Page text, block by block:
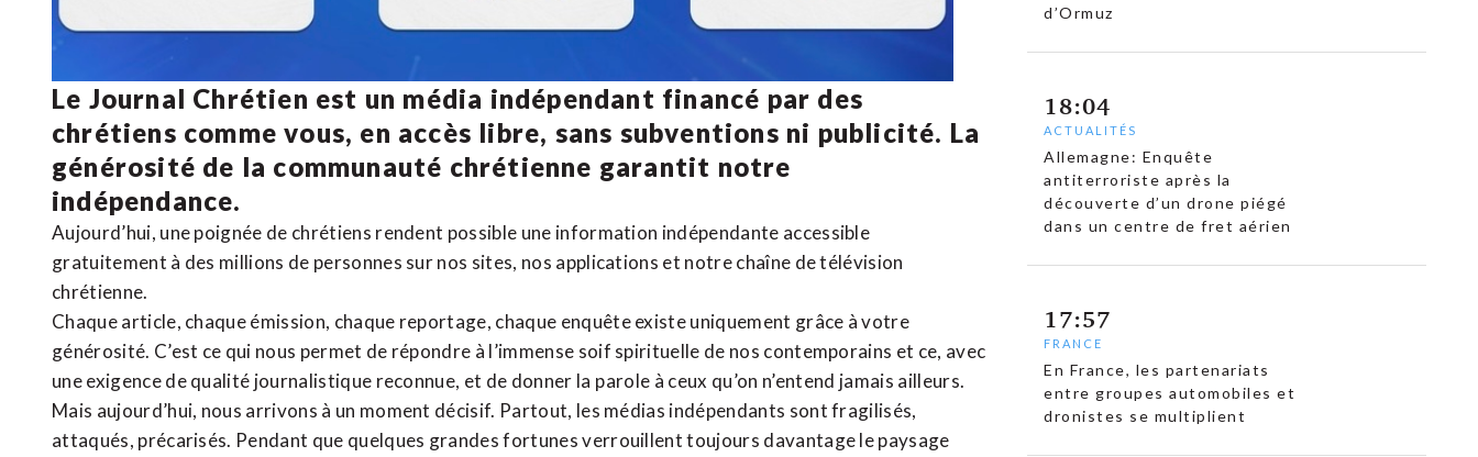
Le Journal Chrétien est un média indépendant financé par des
chrétiens comme vous, en accès libre, sans subventions ni publicité. La
générosité de la communauté chrétienne garantit notre
indépendance.
Aujourd’hui, une poignée de chrétiens rendent possible une information indépendante accessible
gratuitement à des millions de personnes sur nos sites, nos applications et notrechaîne de télévision
chrétienne.
Chaque article, chaque émission, chaque reportage, chaque enquête existe uniquement grâce à votre
générosité. C’est ce qui nous permet de répondre à l’immense soif spirituelle de nos contemporains et ce, avec
une exigence de qualité journalistique reconnue, et de donner la parole à ceux qu’on n’entend jamais ailleurs.
Mais aujourd’hui, nous arrivons à un moment décisif. Partout, les médias indépendants sont fragilisés,
attaqués, précarisés. Pendant que quelques grandes fortunes verrouillent toujours davantage le paysage
d’Ormuz
18:04
ACTUALITÉS
Allemagne: Enquête
antiterroriste après la
découverte d’un drone piégé
dans un centre de fret aérien
17:57
FRANCE
En France, les partenariats
entre groupes automobiles et
dronistes se multiplient